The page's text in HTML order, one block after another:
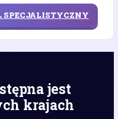
SPECJALISTYCZNY
jest
krajach